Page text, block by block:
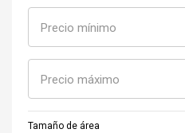
Precio mínimo
Precio máximo
Tamaño de área